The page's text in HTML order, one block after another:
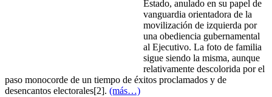
Estado, anulado en su papel de
vanguardia orientadora de la
movilización de izquierda por
una obediencia gubernamental
al Ejecutivo. La foto de familia
sigue siendo la misma, aunque
relativamente descolorida por el
paso monocorde de un tiempo de éxitos proclamados y de
desencantos electorales[2]. (más…)